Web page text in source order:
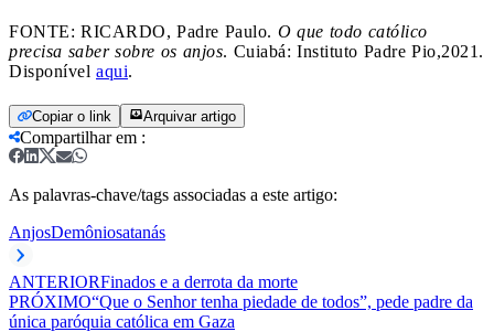
FONTE: RICARDO, Padre Paulo. O que todo católico
precisa saber sobre os anjos. Cuiabá: Instituto Padre Pio,2021.
Disponível aqui.
Copiar o link Arquivar artigo
Compartilhar em :
As palavras-chave/tags associadas a este artigo:
AnjosDemôniosatanás
ANTERIORFinados e a derrota da morte
PRÓXIMO“Que o Senhor tenha piedade de todos”, pede padre da
única paróquia católica em Gaza